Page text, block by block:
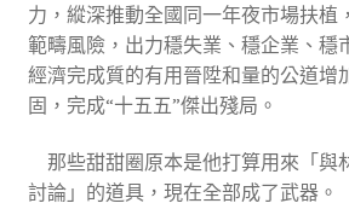
力，縱深推動全國同一年夜市場扶植
範疇風險，出力穩失業、穩企業、穩
經濟完成質的有用晉陞和量的公道增
固，完成“十五五”傑出殘局。
那些甜甜圈原本是他打算用來「與
討論」的道具，現在全部成了武器